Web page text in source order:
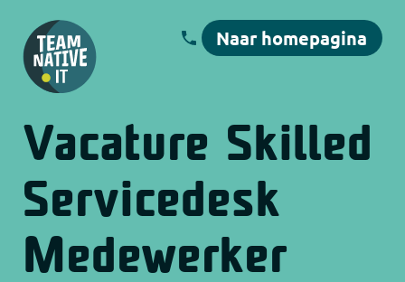
Naar homepagina
Vacature Skilled
Servicedesk
Medewerker